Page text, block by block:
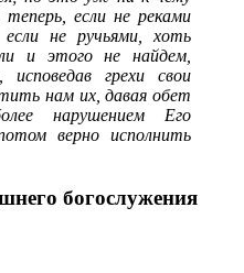
если не реками
не ручьями, хоть
и этого не найдем,
грехи свои
нам их, давая обет
нарушением Его
верно исполнить
богослужения